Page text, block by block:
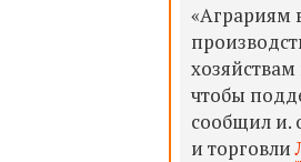
«Аграриям
чтобы
сообщил и.
и торговли